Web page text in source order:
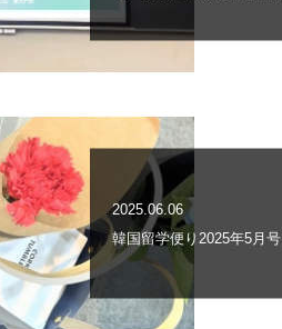
2025.06.06
韓国留学便り2025年5月号